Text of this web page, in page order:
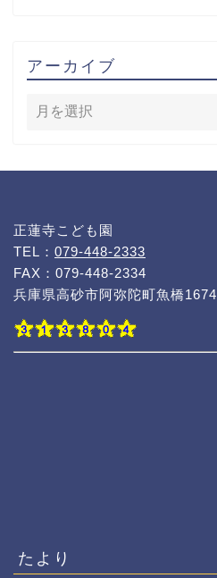
アーカイブ
正蓮寺こども園
TEL： 079-448-2333
FAX：079-448-2334
兵庫県高砂市阿弥陀町魚橋1674
たより